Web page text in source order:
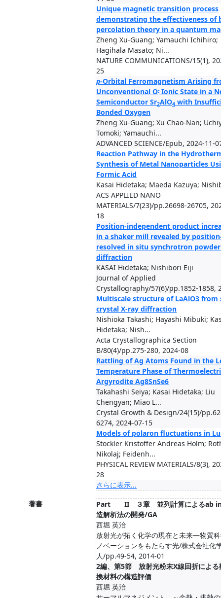
Unique magnetic transition process
demonstrating the effectiveness of
percolation theory in a quantum
Zheng Xu-Guang; Yamauchi Ichihiro;
Hagihala Masato; Ni...
NATURE COMMUNICATIONS/15(1),
25
p-Orbital Ferromagnetism Arising
Unconventional O- Ionic State in a
Semiconductor Sr2AlO4 with
Bonded Oxygen
Zheng Xu-Guang; Xu Chao-Nan;
Tomoki; Yamauchi...
ADVANCED SCIENCE/Epub, 2024-11-
Reaction Pathway in the
Synthesis of Metal Nanoparticles
Formic Acid
Kasai Hidetaka; Maeda Kazuya;
ACS APPLIED NANO
MATERIALS/7(23)/pp.26698-26705,
18
Position-independent product
in a shaker mill revealed by
resolved in situ synchrotron
diffraction
KASAI Hidetaka; Nishibori Eiji
Journal of Applied
Crystallography/57(6)/pp.1852-1858,
Multiscale structure of LaAlO3 from
crystal X-ray diffraction
Nishioka Takashi; Hayashi Mibuki;
Hidetaka; Nish...
Acta Crystallographica Section
B/80(4)/pp.275-280, 2024-08
Rattling of Ag Atoms Found in the
Temperature Phase of
Argyrodite Ag8SnSe6
Takahashi Seiya; Kasai Hidetaka; Liu
Chengyan; Miao L...
Crystal Growth & Design/24(15)/
6274, 2024-07-15
Models of polaron fluctuations in
Stockler Kristoffer Andreas Holm;
Nikolaj; Feidenh...
PHYSICAL REVIEW MATERIALS/8(3),
28
さらに表示...
著書
Part II ３章 並列計算によるab
造解析法の開発/GA
西堀 英治
放射光が拓く化学の現在と未来―物質
ノベーションをもたらす光/株式会社化
人/pp.49-54, 2014-01
2編、第5節 放射光粉末X線回折による
換材料の構造評価
西堀 英治